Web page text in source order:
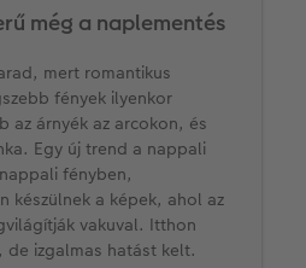
még a naplementés
mert romantikus
fények ilyenkor
az árnyék az arcokon, és
Egy új trend a nappali
fényben,
készülnek a képek, ahol az
vakuval. Itthon
de izgalmas hatást kelt.